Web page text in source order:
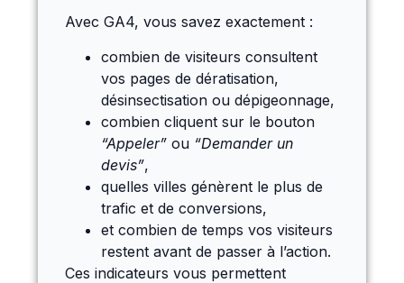
Avec GA4, vous savez exactement :
combien de visiteurs consultent
vos pages de dératisation,
désinsectisation ou dépigeonnage,
combien cliquent sur le bouton
“Appeler” ou “Demander un
devis”,
quelles villes génèrent le plus de
trafic et de conversions,
et combien de temps vos visiteurs
restent avant de passer à l’action.
Ces indicateurs vous permettent